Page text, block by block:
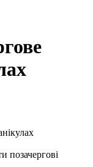
позачергові